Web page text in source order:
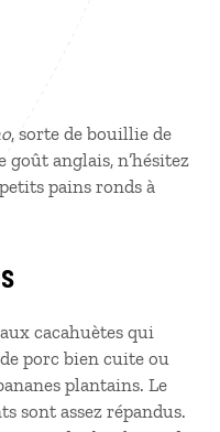
, sorte de bouillie de
goût anglais, n’hésitez
pains ronds à
cacahuètes qui
porc bien cuite ou
plantains. Le
sont assez répandus.